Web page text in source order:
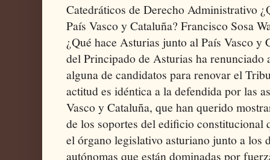
Catedráticos de Derecho Administrativo
País Vasco y Cataluña? Francisco Sosa
¿Qué hace Asturias junto al País Vasco y
del Principado de Asturias ha renunciado
alguna de candidatos para renovar el
actitud es idéntica a la defendida por las
Vasco y Cataluña, que han querido
de los soportes del edificio constitucional
el órgano legislativo asturiano junto a los
autónomas que están dominadas por